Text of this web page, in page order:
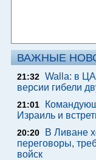
ВАЖНЫЕ
21:32 Walla: в
версии гибели
21:01
Израиль и
20:20
В Ливане
переговоры,
войск